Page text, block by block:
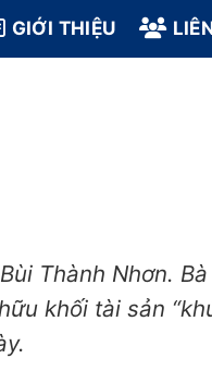
GIỚI THIỆU
Thành Nhơn. Bà
khối tài sản